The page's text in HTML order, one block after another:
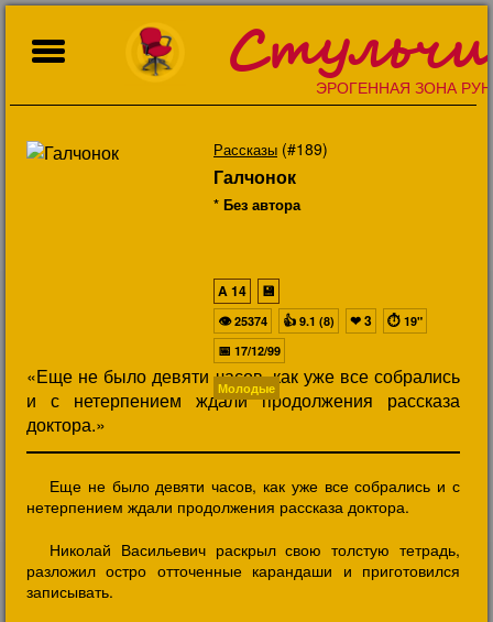
ЭРОГЕННАЯ ЗОНА
Рассказы (#189)
Галчонок
* Без автора
«Еще не было девяти часов, как уже все собрались
и с нетерпением ждали продолжения рассказа
доктора.»
A14
💾
👁25374 👍 9.1 (8) ❤3 ⏱ 19"
📅 17/12/99
Молодые
Еще не было девяти часов, как уже все собрались и с
нетерпением ждали продолжения рассказа доктора.
Николай Васильевич раскрыл свою толстую тетрадь,
разложил остро отточенные карандаши и приготовился
записывать.